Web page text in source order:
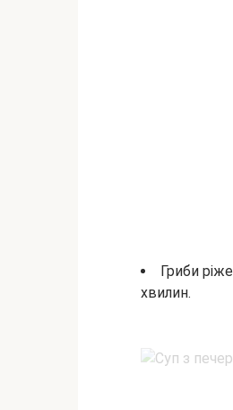
Гриби
хвилин.